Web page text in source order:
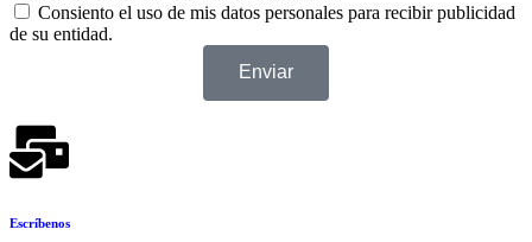
Consiento el uso de mis datos personales para recibir publicidad
de su entidad.
Enviar
Escríbenos